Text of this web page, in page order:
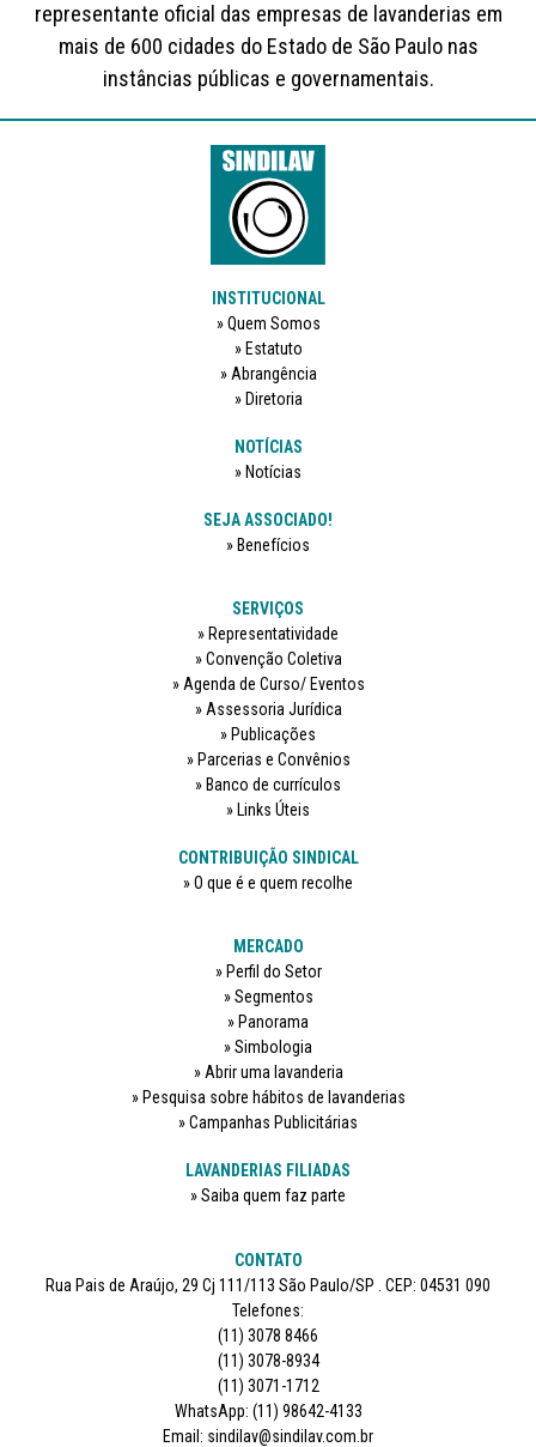
representante oficial das empresas de lavanderias em
mais de 600 cidades do Estado de São Paulo nas
instâncias públicas e governamentais.
INSTITUCIONAL
Quem Somos
Estatuto
Abrangência
Diretoria
NOTÍCIAS
Notícias
SEJA ASSOCIADO!
Benefícios
SERVIÇOS
Representatividade
Convenção Coletiva
Agenda de Curso/ Eventos
Assessoria Jurídica
Publicações
Parcerias e Convênios
Banco de currículos
Links Úteis
CONTRIBUIÇÃO SINDICAL
O que é e quem recolhe
MERCADO
Perfil do Setor
Segmentos
Panorama
Simbologia
Abrir uma lavanderia
Pesquisa sobre hábitos de lavanderias
Campanhas Publicitárias
LAVANDERIAS FILIADAS
Saiba quem faz parte
CONTATO
Rua Pais de Araújo, 29 Cj 111/113 São Paulo/SP . CEP: 04531 090
Telefones:
(11) 3078 8466
(11) 3078-8934
(11) 3071-1712
WhatsApp: (11) 98642-4133
Email: sindilav@sindilav.com.br